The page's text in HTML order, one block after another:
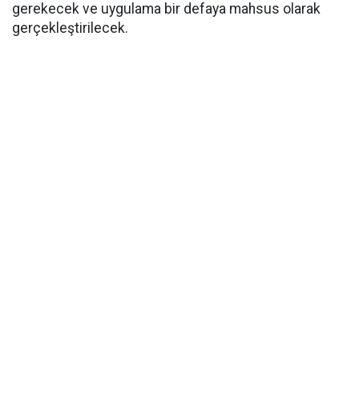
gerekecek ve uygulama bir defaya mahsus olarak
gerçekleştirilecek.